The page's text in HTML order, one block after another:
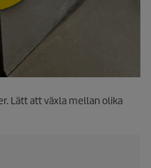
Lätt att växla mellan olika